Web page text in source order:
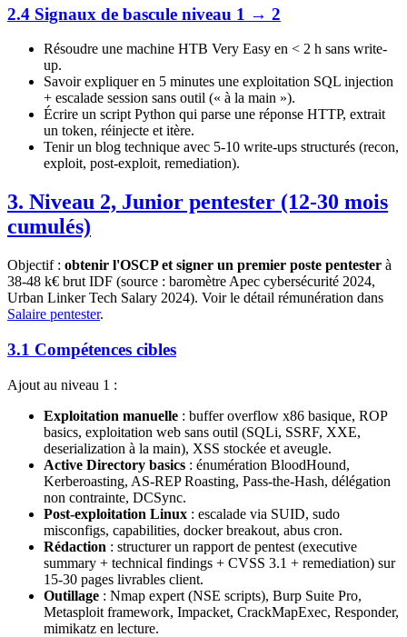
2.4 Signaux de bascule niveau 1 → 2
Résoudre une machine HTB Very Easy en < 2 h sans write-
up.
Savoir expliquer en 5 minutes une exploitation SQL injection
+ escalade session sans outil (« à la main »).
Écrire un script Python qui parse une réponse HTTP, extrait
un token, réinjecte et itère.
Tenir un blog technique avec 5-10 write-ups structurés (recon,
exploit, post-exploit, remediation).
3. Niveau 2, Junior pentester (12-30 mois
cumulés)
Objectif : obtenir l'OSCP et signer un premier poste pentester à
38-48 k€ brut IDF (source : baromètre Apec cybersécurité 2024,
Urban Linker Tech Salary 2024). Voir le détail rémunération dans
Salaire pentester.
3.1 Compétences cibles
Ajout au niveau 1 :
Exploitation manuelle : buffer overflow x86 basique, ROP
basics, exploitation web sans outil (SQLi, SSRF, XXE,
deserialization à la main), XSS stockée et aveugle.
Active Directory basics : énumération BloodHound,
Kerberoasting, AS-REP Roasting, Pass-the-Hash, délégation
non contrainte, DCSync.
Post-exploitation Linux : escalade via SUID, sudo
misconfigs, capabilities, docker breakout, abus cron.
Rédaction : structurer un rapport de pentest (executive
summary + technical findings + CVSS 3.1 + remediation) sur
15-30 pages livrables client.
Outillage : Nmap expert (NSE scripts), Burp Suite Pro,
Metasploit framework, Impacket, CrackMapExec, Responder,
mimikatz en lecture.